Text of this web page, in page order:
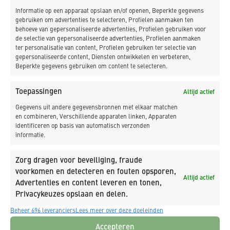
Informatie op een apparaat opslaan en/of openen, Beperkte gegevens
gebruiken om advertenties te selecteren, Profielen aanmaken ten
behoeve van gepersonaliseerde advertenties, Profielen gebruiken voor
de selectie van gepersonaliseerde advertenties, Profielen aanmaken
ter personalisatie van content, Profielen gebruiken ter selectie van
gepersonaliseerde content, Diensten ontwikkelen en verbeteren,
Beperkte gegevens gebruiken om content te selecteren.
Toepassingen Altijd actief
Gegevens uit andere gegevensbronnen met elkaar matchen
en combineren, Verschillende apparaten linken, Apparaten
identificeren op basis van automatisch verzonden
informatie.
Zorg dragen voor beveiliging, fraude
voorkomen en detecteren en fouten opsporen,
Advertenties en content leveren en tonen,
Privacykeuzes opslaan en delen.
Altijd actief
Beheer 696 leveranciers Lees meer over deze doeleinden
Accepteren
Meer projecten met deze kenmerken.
Koog aan de Zaan